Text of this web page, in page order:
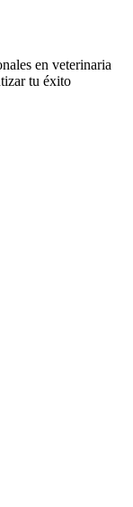
en veterinaria
tu éxito